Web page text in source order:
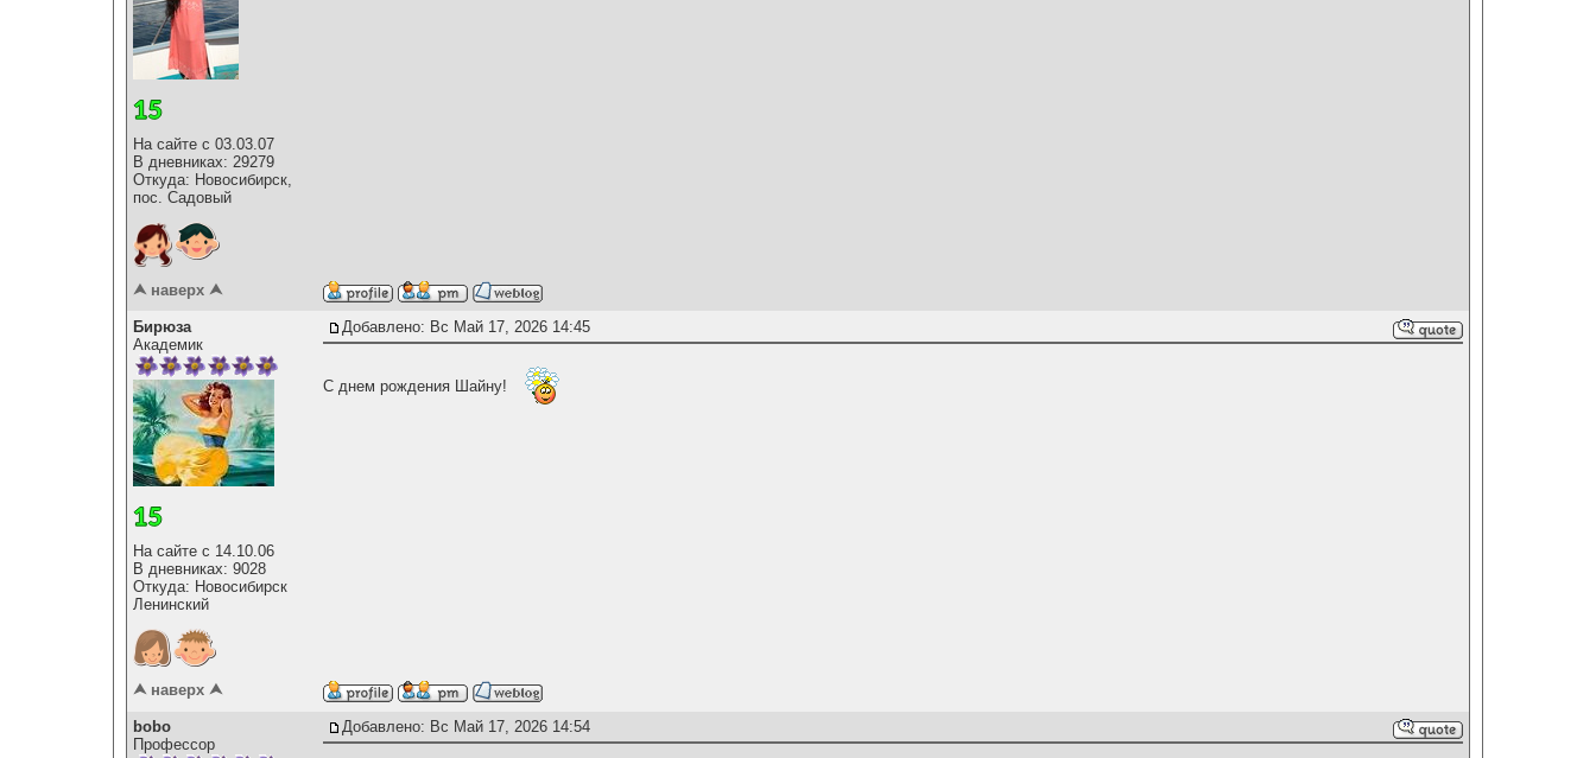
На сайте с 03.03.07
В дневниках: 29279
Откуда: Новосибирск,
пос. Садовый
⮝ наверх ⮝
Бирюза
Академик
На сайте с 14.10.06
В дневниках: 9028
Откуда: Новосибирск
Ленинский
Добавлено: Вс Май 17, 2026 14:45
С днем рождения Шайну!
⮝ наверх ⮝
bobo
Профессор
Добавлено: Вс Май 17, 2026 14:54